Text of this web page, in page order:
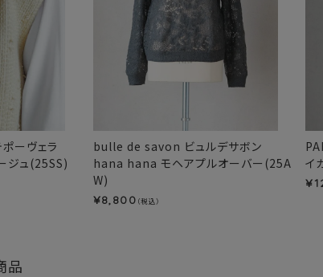
ーヴェラ
ジュ(25SS)
bulle de savon ビュルデサボン
hana hana モヘアプルオーバー(25A
W)
¥8,800 （税込）
イ
¥
品